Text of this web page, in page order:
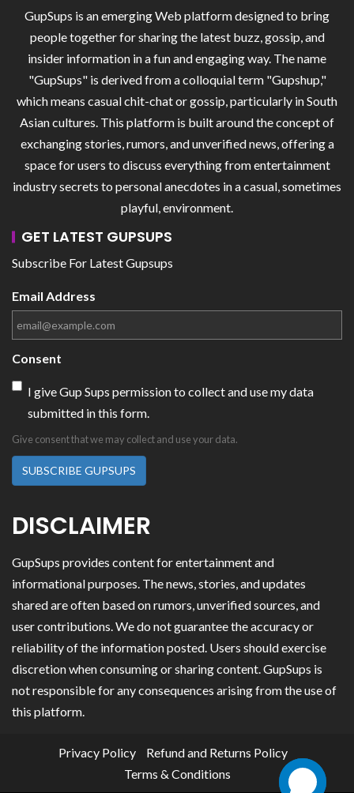
GupSups is an emerging Web platform designed to bring
people together for sharing the latest buzz, gossip, and
insider information in a fun and engaging way. The name
"GupSups" is derived from a colloquial term "Gupshup,"
which means casual chit-chat or gossip, particularly in South
Asian cultures. This platform is built around the concept of
exchanging stories, rumors, and unverified news, offering a
space for users to discuss everything from entertainment
industry secrets to personal anecdotes in a casual, sometimes
playful, environment.
GET LATEST GUPSUPS
Subscribe For Latest Gupsups
Email Address
Consent
I give Gup Sups permission to collect and use my data
submitted in this form.
Give consent that we may collect and use your data.
SUBSCRIBE GUPSUPS
DISCLAIMER
GupSups provides content for entertainment and
informational purposes. The news, stories, and updates
shared are often based on rumors, unverified sources, and
user contributions. We do not guarantee the accuracy or
reliability of the information posted. Users should exercise
discretion when consuming or sharing content. GupSups is
not responsible for any consequences arising from the use of
this platform.
Privacy Policy
Refund and Returns Policy
Terms & Conditions